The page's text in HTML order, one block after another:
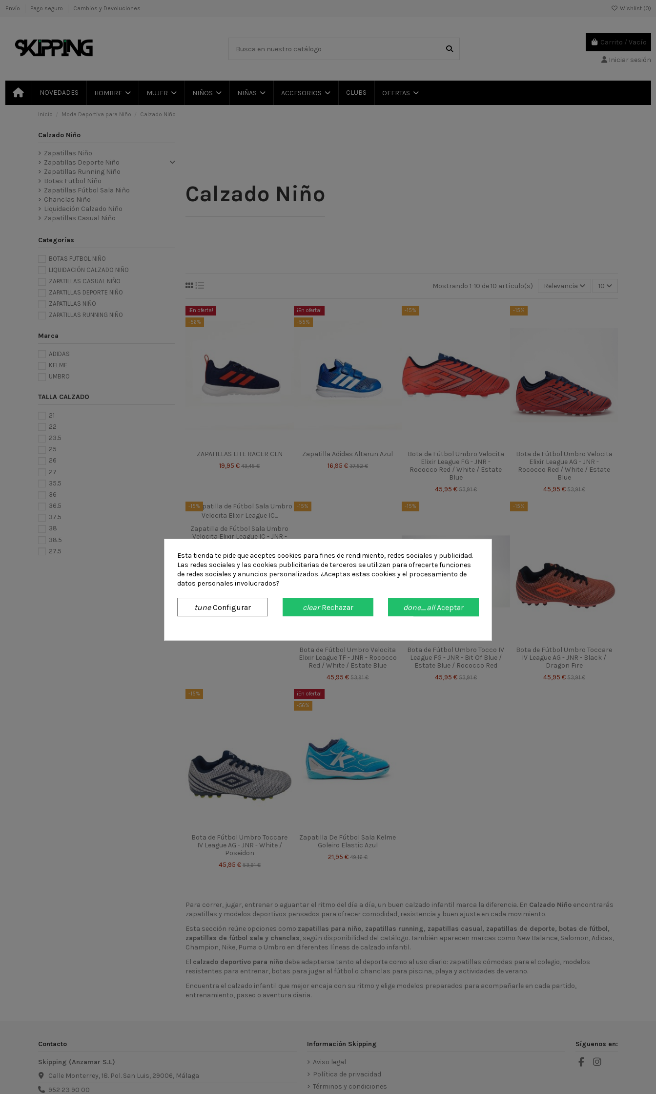
Envío Pago seguro Cambios y Devoluciones Wishlist (0)
Carrito / Vacío
Iniciar sesión
NOVEDADES HOMBRE MUJER NIÑOS NIÑAS ACCESORIOS CLUBS OFERTAS
Inicio Moda Deportiva para Niño Calzado Niño
Calzado Niño
Mostrando 1-10 de 10 artículo(s) Relevancia 10
¡En oferta!
-56%
ZAPATILLAS LITE RACER CLN
19,95 €43,45 €
¡En oferta!
-55%
Zapatilla Adidas Altarun Azul
16,95 € 37,52 €
-15%
Bota de Fútbol Umbro Velocita
Elixir League FG - JNR -
Rococco Red / White / Estate
Blue
45,95 € 53,91 €
-15%
Bota de Fútbol Umbro Velocita
Elixir League AG - JNR -
Rococco Red / White / Estate
Blue
45,95 €53,91 €
-15%
Zapatilla de Fútbol Sala Umbro
Velocita Elixir League IC - JNR -
45,95 €53,91 €
-15%
Bota de Fútbol Umbro Velocita
Elixir League TF - JNR - Rococco
Red / White / Estate Blue
45,95 €53,91 €
-15%
Bota de Fútbol Umbro Tocco IV
League FG - JNR - Bit Of Blue /
Estate Blue / Rococco Red
45,95 € 53,91 €
-15%
Bota de Fútbol Umbro Toccare
IV League AG - JNR - Black /
Dragon Fire
45,95 €53,91 €
-15%
Bota de Fútbol Umbro Toccare
IV League AG - JNR - White /
Poseidon
45,95 € 53,91 €
¡En oferta!
-56%
Zapatilla De Fútbol Sala Kelme
Goleiro Elastic Azul
21,95 € 49,16 €
Para correr, jugar, entrenar o aguantar el ritmo del día a día, un buen calzado infantil marca la diferencia. En Calzado Niño encontrarás
zapatillas y modelos deportivos pensados para ofrecer comodidad, resistencia y buen ajuste en cada movimiento.
Esta sección reúne opciones como zapatillas para niño, zapatillas running, zapatillas casual, zapatillas de deporte, botas de fútbol,
zapatillas de fútbol sala y chanclas, según disponibilidad del catálogo. También aparecen marcas como New Balance, Salomon, Adidas,
Champion, Nike, Puma o Umbro en diferentes líneas de calzado infantil.
El calzado deportivo para niño debe adaptarse tanto al deporte como al uso diario: zapatillas cómodas para el colegio, modelos
resistentes para entrenar, botas para jugar al fútbol o chanclas para piscina, playa y actividades de verano.
Encuentra el calzado infantil que mejor encaja con su ritmo y elige modelos preparados para acompañarle en cada partido,
entrenamiento, paseo o aventura diaria.
Calzado Niño
Zapatillas Niño
Zapatillas Deporte Niño
Zapatillas Running Niño
Botas Futbol Niño
Zapatillas Fútbol Sala Niño
Chanclas Niño
Liquidación Calzado Niño
Zapatillas Casual Niño
Categorías
BOTAS FUTBOL NIÑO
LIQUIDACIÓN CALZADO NIÑO
ZAPATILLAS CASUAL NIÑO
ZAPATILLAS DEPORTE NIÑO
ZAPATILLAS NIÑO
ZAPATILLAS RUNNING NIÑO
Marca
ADIDAS
KELME
UMBRO
TALLA CALZADO
21
22
23.5
25
26
27
35.5
36
36.5
37.5
38
38.5
27.5
Contacto
Skipping (Anzamar S.L)
Calle Monterrey, 18. Pol. San Luis, 29006, Málaga
952 23 90 00
Información Skipping
Aviso legal
Política de privacidad
Términos y condiciones
Síguenos en:
Esta tienda te pide que aceptes cookies para fines de rendimiento, redes sociales y publicidad.
Las redes sociales y las cookies publicitarias de terceros se utilizan para ofrecerte funciones
de redes sociales y anuncios personalizados. ¿Aceptas estas cookies y el procesamiento de
datos personales involucrados?
tune Configurar clear Rechazar done_all Aceptar